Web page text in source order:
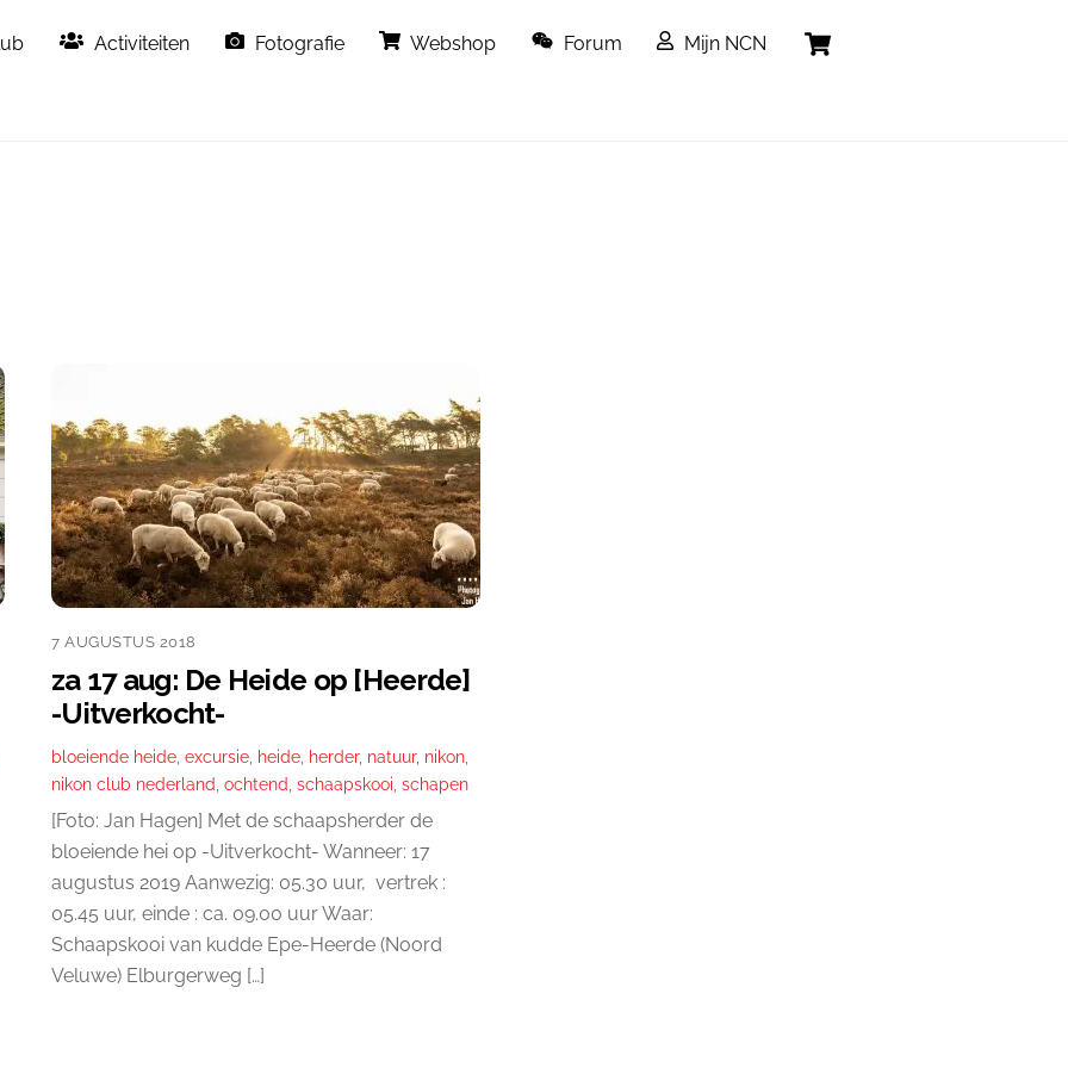
Activiteiten Fotografie Webshop Forum Mijn NCN
7 AUGUSTUS 2018
za 17 aug: De Heide op [Heerde]
-Uitverkocht-
bloeiende heide ,excursie heide herder, natuur, nikon
nikon club nederland ,ochtend ,schaapskooi ,schapen
[Foto: Jan Hagen] Met de schaapsherder de
bloeiende hei op -Uitverkocht- Wanneer: 17
augustus 2019 Aanwezig: 05.30 uur, vertrek :
05.45 uur, einde : ca. 09.00 uur Waar:
Schaapskooi van kudde Epe-Heerde (Noord
Veluwe) Elburgerweg […]
To